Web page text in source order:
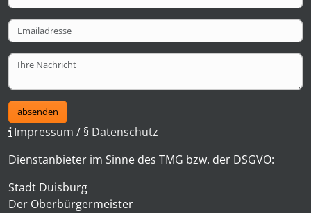
absenden
Impressum / § Datenschutz
Dienstanbieter im Sinne des TMG bzw. der DSGVO:
Stadt Duisburg
Der Oberbürgermeister